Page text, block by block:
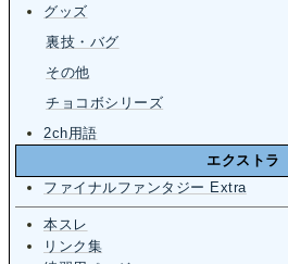
グッズ
裏技・バグ
その他
チョコボシリーズ
2ch用語
エクストラ
ファイナルファンタジー Extra
本スレ
リンク集